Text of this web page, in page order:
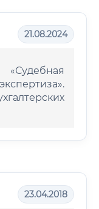
21.08.2024
23.04.2018